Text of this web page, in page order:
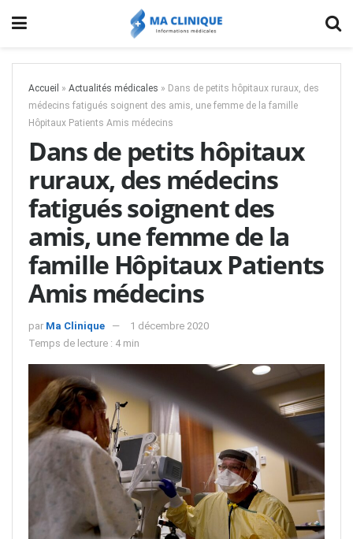
Accueil » Actualités médicales » Dans de petits hôpitaux ruraux, des
médecins fatigués soignent des amis, une femme de la famille
Hôpitaux Patients Amis médecins
Dans de petits hôpitaux
ruraux, des médecins
fatigués soignent des
amis, une femme de la
famille Hôpitaux Patients
Amis médecins
par Ma Clinique
1 décembre 2020
Temps de lecture : 4 min